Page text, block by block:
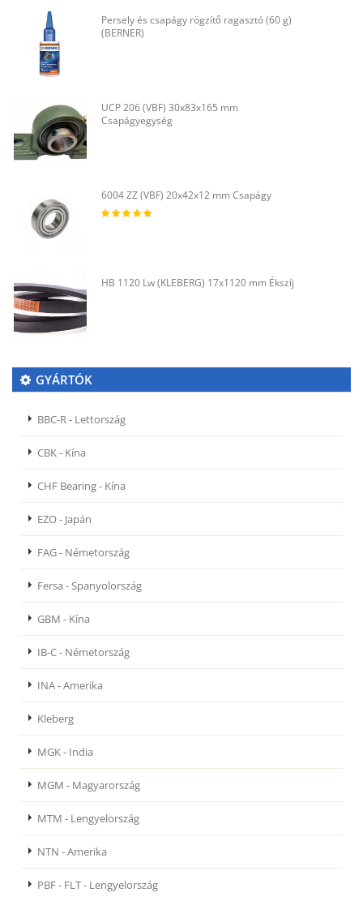
Persely és csapágy rögzítő ragasztó (60 g)
(BERNER)
UCP 206 (VBF) 30x83x165 mm
Csapágyegység
6004 ZZ (VBF) 20x42x12 mm Csapágy
HB 1120 Lw (KLEBERG) 17x1120 mm Ékszíj
GYÁRTÓK
BBC-R - Lettország
CBK - Kína
CHF Bearing - Kína
EZO - Japán
FAG - Németország
Fersa - Spanyolország
GBM - Kína
IB-C - Németország
INA - Amerika
Kleberg
MGK - India
MGM - Magyarország
MTM - Lengyelország
NTN - Amerika
PBF - FLT - Lengyelország